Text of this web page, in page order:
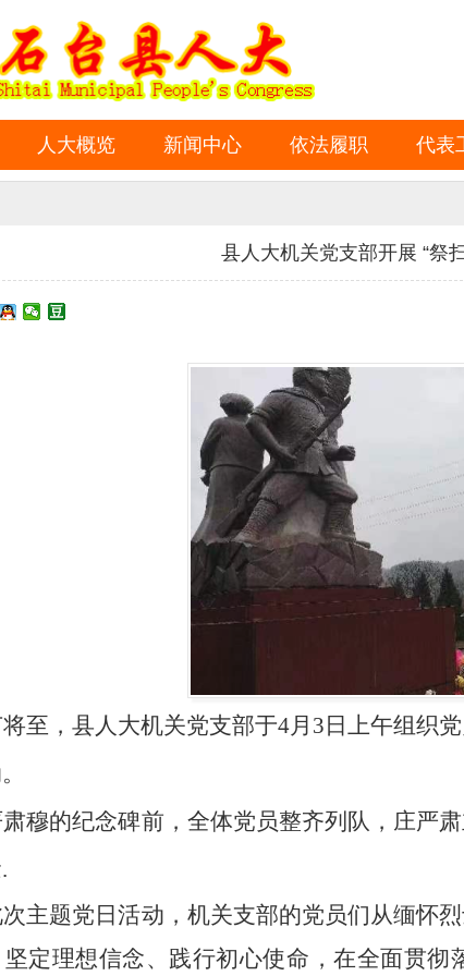
人大概览 新闻中心 依法履职 代表
县人大机关党支部开展 “祭
至，县人大机关党支部于4月3日上午组织
穆的纪念碑前，全体党员整齐列队，庄严
主题党日活动，机关支部的党员们从缅怀
定理想信念、践行初心使命，在全面贯彻